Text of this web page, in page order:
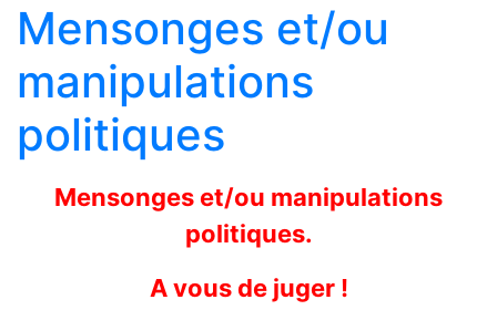
Mensonges et/ou
manipulations
politiques
Mensonges et/ou manipulations
politiques.
A vous de juger !